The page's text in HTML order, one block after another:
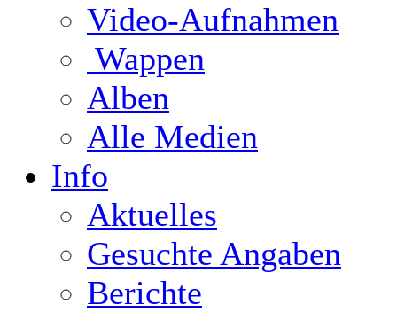
Video-Aufnahmen
Wappen
Alben
Alle Medien
Info
Aktuelles
Gesuchte Angaben
Berichte